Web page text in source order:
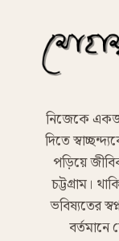
নিজেকে
দিতে
পড়িয়ে
চট্টগ্রাম।
ভবিষ্যতের
বর্তমানে